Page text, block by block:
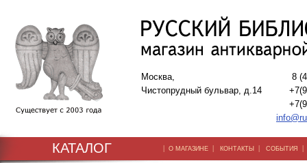
Москва,
Чистопрудный бульвар, д.14
8
КАТАЛОГ | О МАГАЗИНЕ | КОНТАКТЫ | СОБЫТИЯ